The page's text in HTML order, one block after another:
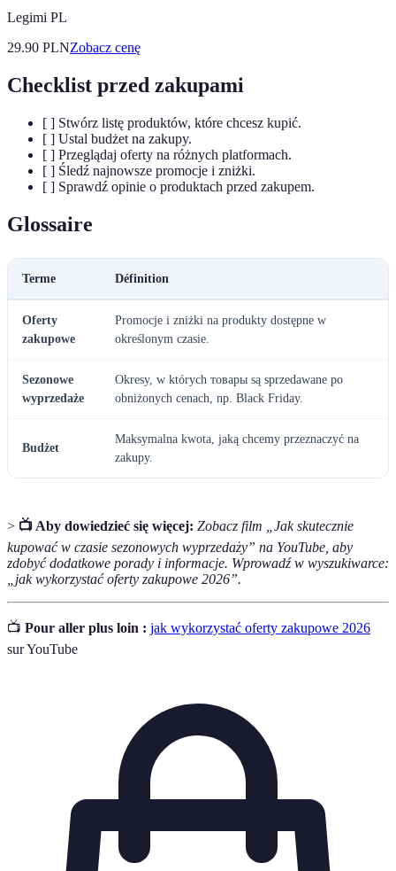
Legimi PL
29.90 PLNZobacz cenę
Checklist przed zakupami
[ ] Stwórz listę produktów, które chcesz kupić.
[ ] Ustal budżet na zakupy.
[ ] Przeglądaj oferty na różnych platformach.
[ ] Śledź najnowsze promocje i zniżki.
[ ] Sprawdź opinie o produktach przed zakupem.
Glossaire
Terme Définition
Oferty
zakupowe
Promocje i zniżki na produkty dostępne w
określonym czasie.
Sezonowe
wyprzedaże
Okresy, w których товары są sprzedawane po
obniżonych cenach, np. Black Friday.
Budżet
Maksymalna kwota, jaką chcemy przeznaczyć na
zakupy.
> 📺 Aby dowiedzieć się więcej: Zobacz film „Jak skutecznie
kupować w czasie sezonowych wyprzedaży” na YouTube, aby
zdobyć dodatkowe porady i informacje. Wprowadź w wyszukiwarce:
„jak wykorzystać oferty zakupowe 2026”.
📺 Pour aller plus loin : jak wykorzystać oferty zakupowe 2026
sur YouTube